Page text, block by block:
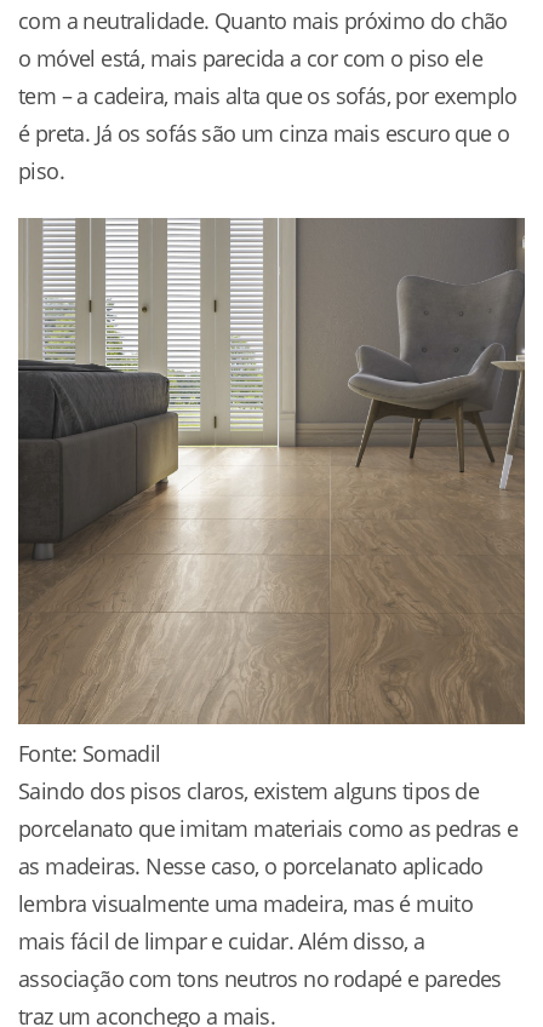
com a neutralidade. Quanto mais próximo do chão
o móvel está, mais parecida a cor com o piso ele
tem – a cadeira, mais alta que os sofás, por exemplo
é preta. Já os sofás são um cinza mais escuro que o
piso.
Fonte: Somadil
Saindo dos pisos claros, existem alguns tipos de
porcelanato que imitam materiais como as pedras e
as madeiras. Nesse caso, o porcelanato aplicado
lembra visualmente uma madeira, mas é muito
mais fácil de limpar e cuidar. Além disso, a
associação com tons neutros no rodapé e paredes
traz um aconchego a mais.